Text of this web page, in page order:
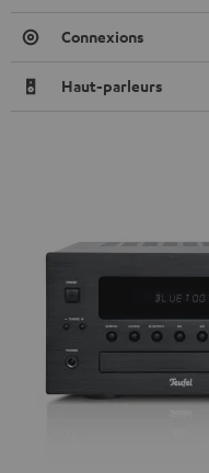
Connexions
Haut-parleurs